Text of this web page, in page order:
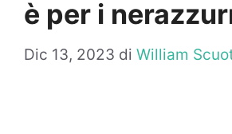
è per i
Dic 13, 2023 di William